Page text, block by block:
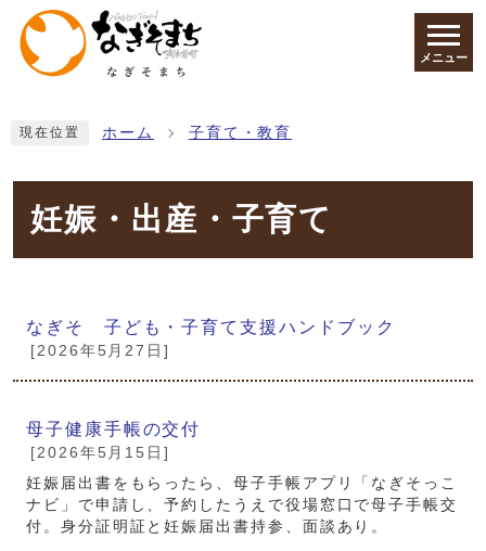
ページの先頭です
メニュー
現在位置 ホーム 子育て・教育
妊娠・出産・子育て
メインメニュー
なぎそ 子ども・子育て支援ハンドブック
[2026年5月27日]
母子健康手帳の交付
[2026年5月15日]
妊娠届出書をもらったら、母子手帳アプリ「なぎそっこ
ナビ」で申請し、予約したうえで役場窓口で母子手帳交
付。身分証明証と妊娠届出書持参、面談あり。